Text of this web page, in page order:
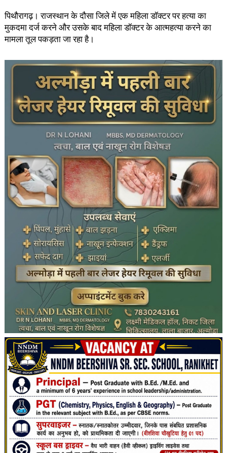
पिथौरागढ़। राजस्थान के दौसा जिले में एक महिला डॉक्टर पर हत्या का
मुकदमा दर्ज करने और उसके बाद महिला डॉक्टर के आत्महत्या करने का
मामला तूल पकड़ता जा रहा है।